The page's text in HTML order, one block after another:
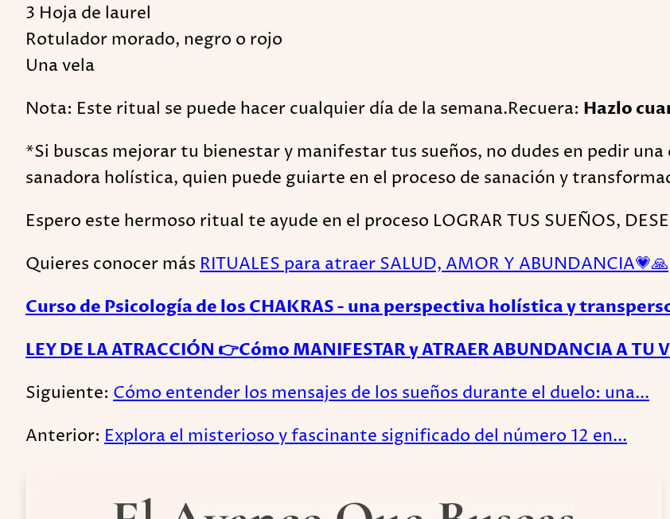
3 Hoja de laurel
Rotulador morado, negro o rojo
Una vela
Nota: Este ritual se puede hacer cualquier día de la semana.Recuera: Hazlo
*Si buscas mejorar tu bienestar y manifestar tus sueños, no dudes en pedir
sanadora holística, quien puede guiarte en el proceso de sanación y
Espero este hermoso ritual te ayude en el proceso LOGRAR TUS SUEÑOS,
Quieres conocer más RITUALES para atraer SALUD, AMOR Y ABUNDANCIA💗🙏
Curso de Psicología de los CHAKRAS - una perspectiva holística y
LEY DE LA ATRACCIÓN 👉Cómo MANIFESTAR y ATRAER ABUNDANCIA A
Siguiente: Cómo entender los mensajes de los sueños durante el duelo: una...
Anterior: Explora el misterioso y fascinante significado del número 12 en...